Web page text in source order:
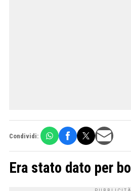
Condividi:
Era stato dato per